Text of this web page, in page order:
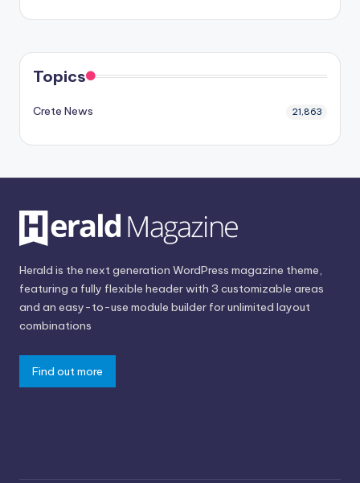
Topics
Crete News 21,863
Herald is the next generation WordPress magazine theme,
featuring a fully flexible header with 3 customizable areas
and an easy-to-use module builder for unlimited layout
combinations
Find out more